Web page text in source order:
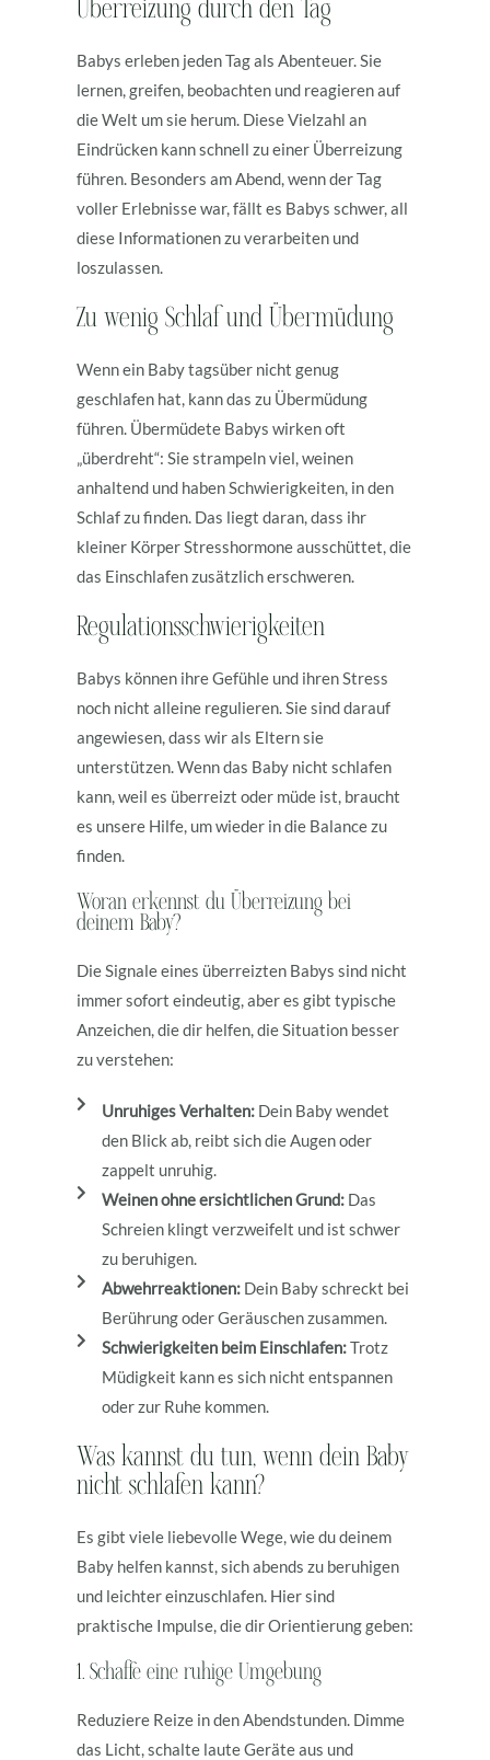
Überreizung durch den Tag
Babys erleben jeden Tag als Abenteuer. Sie
lernen, greifen, beobachten und reagieren auf
die Welt um sie herum. Diese Vielzahl an
Eindrücken kann schnell zu einer Überreizung
führen. Besonders am Abend, wenn der Tag
voller Erlebnisse war, fällt es Babys schwer, all
diese Informationen zu verarbeiten und
loszulassen.
Zu wenig Schlaf und Übermüdung
Wenn ein Baby tagsüber nicht genug
geschlafen hat, kann das zu Übermüdung
führen. Übermüdete Babys wirken oft
„überdreht“: Sie strampeln viel, weinen
anhaltend und haben Schwierigkeiten, in den
Schlaf zu finden. Das liegt daran, dass ihr
kleiner Körper Stresshormone ausschüttet, die
das Einschlafen zusätzlich erschweren.
Regulationsschwierigkeiten
Babys können ihre Gefühle und ihren Stress
noch nicht alleine regulieren. Sie sind darauf
angewiesen, dass wir als Eltern sie
unterstützen. Wenn das Baby nicht schlafen
kann, weil es überreizt oder müde ist, braucht
es unsere Hilfe, um wieder in die Balance zu
finden.
Woran erkennst du Überreizung bei
deinem Baby?
Die Signale eines überreizten Babys sind nicht
immer sofort eindeutig, aber es gibt typische
Anzeichen, die dir helfen, die Situation besser
zu verstehen:
Unruhiges Verhalten: Dein Baby wendet
den Blick ab, reibt sich die Augen oder
zappelt unruhig.
Weinen ohne ersichtlichen Grund: Das
Schreien klingt verzweifelt und ist schwer
zu beruhigen.
Abwehrreaktionen: Dein Baby schreckt bei
Berührung oder Geräuschen zusammen.
Schwierigkeiten beim Einschlafen:Trotz
Müdigkeit kann es sich nicht entspannen
oder zur Ruhe kommen.
Was kannst du tun, wenn dein Baby
nicht schlafen kann?
Es gibt viele liebevolle Wege, wie du deinem
Baby helfen kannst, sich abends zu beruhigen
und leichter einzuschlafen. Hier sind
praktische Impulse, die dir Orientierung geben:
1. Schaffe eine ruhige Umgebung
Reduziere Reize in den Abendstunden. Dimme
das Licht, schalte laute Geräte aus und